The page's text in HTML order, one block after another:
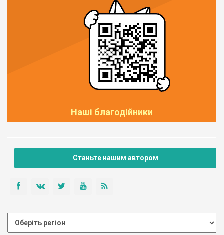
Наші благодійники
Станьте нашим автором